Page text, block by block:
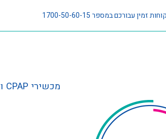
עבורכם במספר 1700-50-60-15
מכשירי CPAP וציוד נלווה